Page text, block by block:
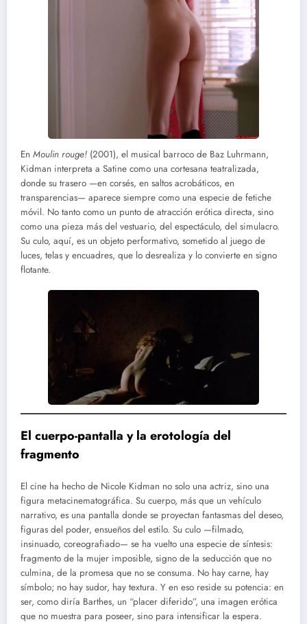
En Moulin rouge! (2001), el musical barroco de Baz Luhrmann,
Kidman interpreta a Satine como una cortesana teatralizada,
donde su trasero —en corsés, en saltos acrobáticos, en
transparencias— aparece siempre como una especie de fetiche
móvil. No tanto como un punto de atracción erótica directa, sino
como una pieza más del vestuario, del espectáculo, del simulacro.
Su culo, aquí, es un objeto performativo, sometido al juego de
luces, telas y encuadres, que lo desrealiza y lo convierte en signo
flotante.
El cuerpo-pantalla y la erotología del
fragmento
El cine ha hecho de Nicole Kidman no solo una actriz, sino una
figura metacinematográfica. Su cuerpo, más que un vehículo
narrativo, es una pantalla donde se proyectan fantasmas del deseo,
figuras del poder, ensueños del estilo. Su culo —filmado,
insinuado, coreografiado— se ha vuelto una especie de síntesis:
fragmento de la mujer imposible, signo de la seducción que no
culmina, de la promesa que no se consuma. No hay carne, hay
símbolo; no hay sudor, hay textura. Y en eso reside su potencia: en
ser, como diría Barthes, un “placer diferido”, una imagen erótica
que no muestra para poseer, sino para intensificar la espera.